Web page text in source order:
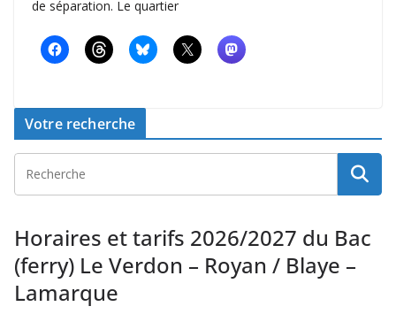
de séparation. Le quartier
Votre recherche
Horaires et tarifs 2026/2027 du Bac
(ferry) Le Verdon – Royan / Blaye –
Lamarque